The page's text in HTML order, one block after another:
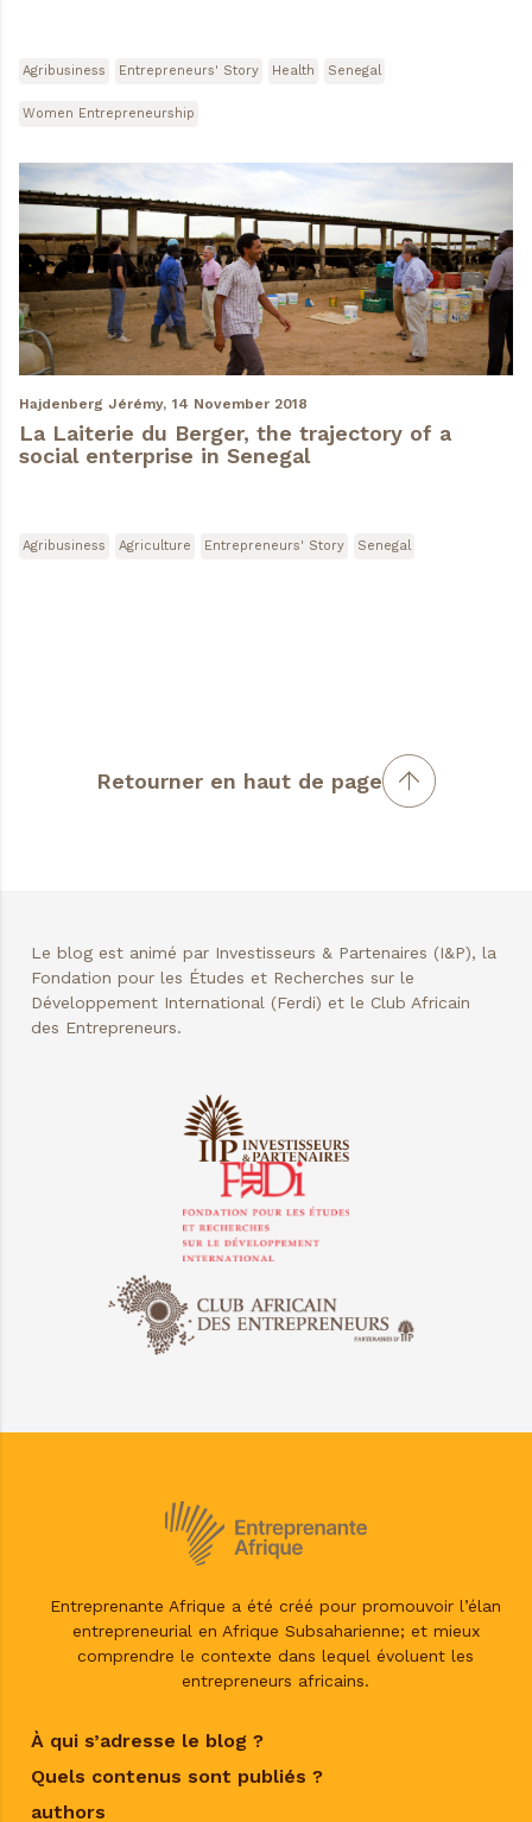
Agribusiness Entrepreneurs' Story Health Senegal
Women Entrepreneurship
Hajdenberg Jérémy, 14 November 2018
La Laiterie du Berger, the trajectory of a
social enterprise in Senegal
Agribusiness Agriculture Entrepreneurs' Story Senegal
Retourner en haut de page
Le blog est animé par Investisseurs & Partenaires (I&P), la
Fondation pour les Études et Recherches sur le
Développement International (Ferdi) et le Club Africain
des Entrepreneurs.
Entreprenante Afrique a été créé pour promouvoir l’élan
entrepreneurial en Afrique Subsaharienne; et mieux
comprendre le contexte dans lequel évoluent les
entrepreneurs africains.
À qui s’adresse le blog ?
Quels contenus sont publiés ?
authors